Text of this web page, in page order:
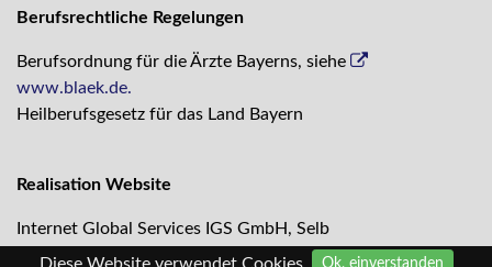
Berufsrechtliche Regelungen
Berufsordnung für die Ärzte Bayerns, siehe
www.blaek.de.
Heilberufsgesetz für das Land Bayern
Realisation Website
Internet Global Services IGS GmbH, Selb
info
@igs-gmbh
Diese Website verwendet Cookies. Ok, einverstanden